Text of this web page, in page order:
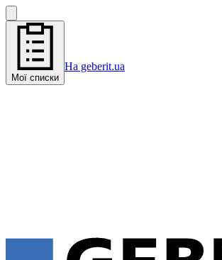
Мої списки
На geberit.ua